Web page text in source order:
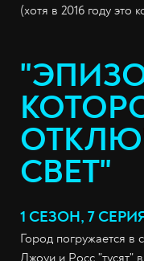
(хотя в 2016 году это
СВЕТ"
1 СЕЗОН, 7
Город погружается
Джоуи и Росс "тусят"